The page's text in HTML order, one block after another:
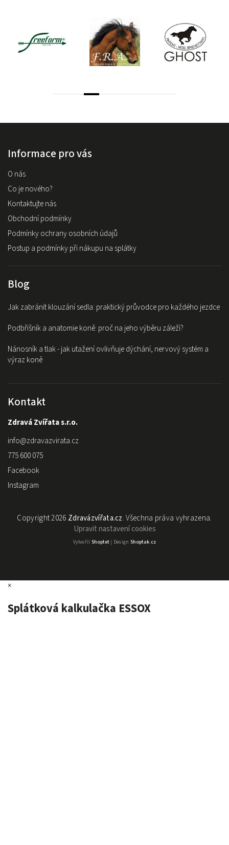
Informace pro vás
O nás
Co je nového?
Kontaktujte nás
Obchodní podmínky
Podmínky ochrany osobních údajů
Postup a podmínky při nákupu na splátky
Blog
Jak zabránit klouzání sedla: praktický průvodce pro každého jezdce
Podbřišník a anatomie koně: proč na jeho výběru záleží?
Nánosník a tlak - jak utažení ovlivňuje dýchání, nervový systém a
výraz koně
Kontakt
Zdravá Zvířata s.r.o.
info@zdravazvirata.cz
775 600 075
Facebook
Instagram
Copyright 2026 Zdravázvířata.cz. Všechna práva vyhrazena.
Upravit nastavení cookies
Vytvořil Shoptet| Design Shoptak.cz
×
Splátková kalkulačka ESSOX